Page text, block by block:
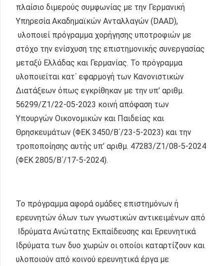
πλαίσιο διμερούς συμφωνίας με την Γερμανική
Υπηρεσία Ακαδημαϊκών Ανταλλαγών (DAAD),
υλοποιεί πρόγραμμα χορήγησης υποτροφιών με
στόχο την ενίσχυση της επιστημονικής συνεργασίας
μεταξύ Ελλάδας και Γερμανίας. Το πρόγραμμα
υλοποιείται κατ΄ εφαρμογή των Κανονιστικών
Διατάξεων όπως εγκρίθηκαν με την υπ’ αριθμ.
56299/Ζ1/22-05-2023 κοινή απόφαση των
Υπουργών Οικονομικών και Παιδείας και
Θρησκευμάτων (ΦΕΚ 3450/Β΄/23-5-2023) και την
τροποποίησης αυτής υπ’ αριθμ. 47283/Ζ1/08-5-2024
(ΦΕΚ 2805/Β΄/17-5-2024).
Το πρόγραμμα αφορά ομάδες επιστημόνων ή
ερευνητών όλων των γνωστικών αντικειμένων από
Ιδρύματα Ανώτατης Εκπαίδευσης και Ερευνητικά
Ιδρύματα των δυο χωρών οι οποίοι καταρτίζουν και
υλοποιούν από κοινού ερευνητικά έργα με